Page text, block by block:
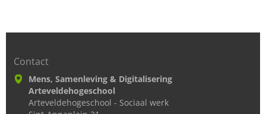
Contact
Mens, Samenleving & Digitalisering
Arteveldehogeschool
Arteveldehogeschool - Sociaal werk